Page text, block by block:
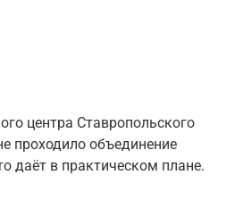
центра Ставропольского
проходило объединение
даёт в практическом плане.